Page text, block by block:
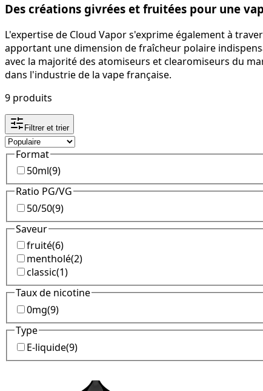
Des créations givrées et fruitées pour une
L'expertise de Cloud Vapor s'exprime également à
apportant une dimension de fraîcheur polaire
avec la majorité des atomiseurs et clearomiseurs du
dans l'industrie de la vape française.
9 produits
Filtrer et trier
Format
50ml(9)
Ratio PG/VG
50/50(9)
Saveur
fruité(6)
mentholé(2)
classic(1)
Taux de nicotine
0mg(9)
Type
E-liquide(9)